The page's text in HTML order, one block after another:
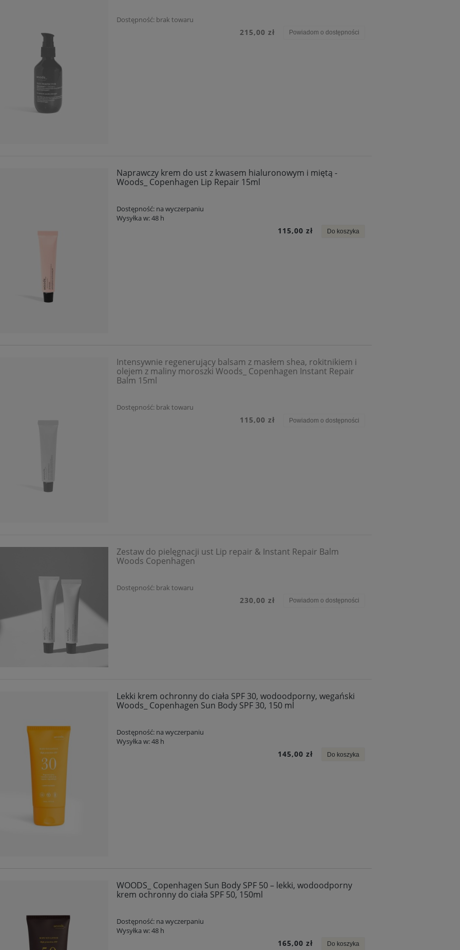
Dostępność: brak towaru
215,00 zł Powiadom o dostępności
Naprawczy krem do ust z kwasem hialuronowym i miętą -
Woods_ Copenhagen Lip Repair 15ml
Dostępność: na wyczerpaniu
Wysyłka w:48 h
115,00 zł Do koszyka
Intensywnie regenerujący balsam z masłem shea, rokitnikiem i
olejem z maliny moroszki Woods_ Copenhagen Instant Repair
Balm 15ml
Dostępność: brak towaru
115,00 zł Powiadom o dostępności
Zestaw do pielęgnacji ust Lip repair & Instant Repair Balm
Woods Copenhagen
Dostępność: brak towaru
230,00 zł Powiadom o dostępności
Lekki krem ochronny do ciała SPF 30, wodoodporny, wegański
Woods_ Copenhagen Sun Body SPF 30, 150 ml
Dostępność: na wyczerpaniu
Wysyłka w:48 h
145,00 zł Do koszyka
WOODS_ Copenhagen Sun Body SPF 50 – lekki, wodoodporny
krem ochronny do ciała SPF 50, 150ml
Dostępność: na wyczerpaniu
Wysyłka w:48 h
165,00 zł Do koszyka